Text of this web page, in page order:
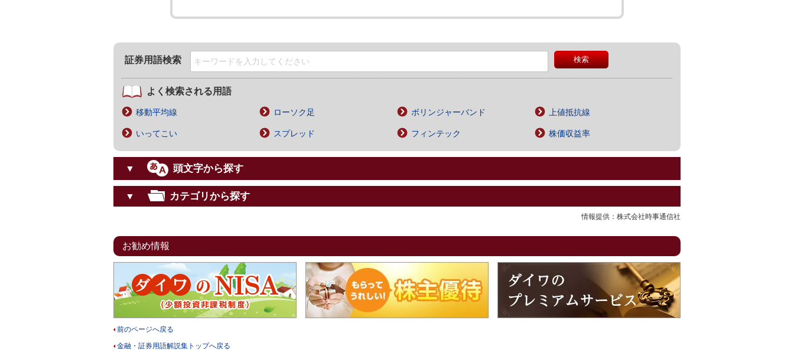
証券用語検索
よく検索される用語
移動平均線 ローソク足 ボリンジャーバンド 上値抵抗線
いってこい スプレッド フィンテック 株価収益率
▼ 頭文字から探す
▼ カテゴリから探す
情報提供：株式会社時事通信社
お勧め情報
前のページへ戻る
金融・証券用語解説集トップへ戻る